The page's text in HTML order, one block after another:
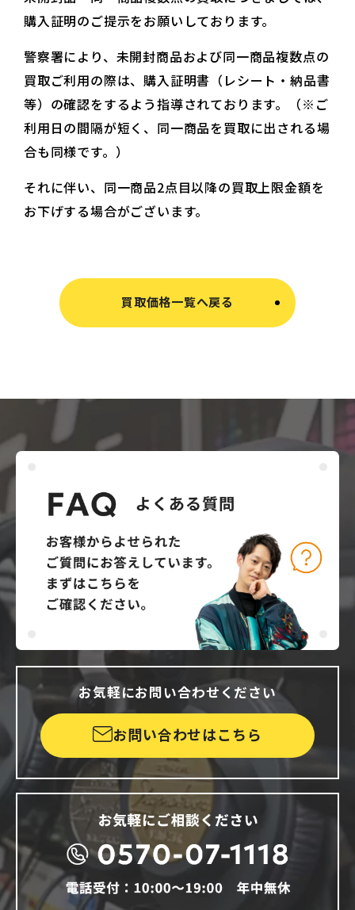
購入証明のご提示をお願いしております。
警察署により、未開封商品および同一商品複数点の
買取ご利用の際は、購入証明書（レシート・納品書
等）の確認をするよう指導されております。（※ご
利用日の間隔が短く、同一商品を買取に出される場
合も同様です。）
それに伴い、同一商品2点目以降の買取上限金額を
お下げする場合がございます。
買取価格一覧へ戻る
お気軽にお問い合わせください
お問い合わせはこちら